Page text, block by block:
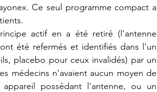
Ce seul programme compact a
actif en a été retiré (l'antenne
été refermés et identifiés dans l'un
placebo pour ceux invalidés) par un
médecins n'avaient aucun moyen de
possédant l'antenne, ou un